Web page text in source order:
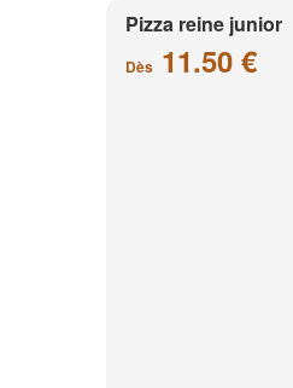
Pizza reine junior
Dès 11.50 €